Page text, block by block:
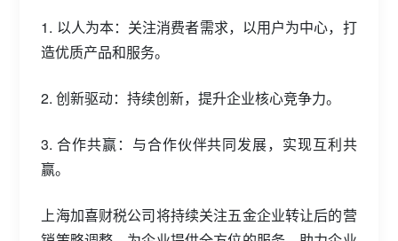
1. 以人为本：关注消费者需求，以用户为中心，打
造优质产品和服务。
2. 创新驱动：持续创新，提升企业核心竞争力。
3. 合作共赢：与合作伙伴共同发展，实现互利共
赢。
上海加喜财税公司将持续关注五金企业转让后的营